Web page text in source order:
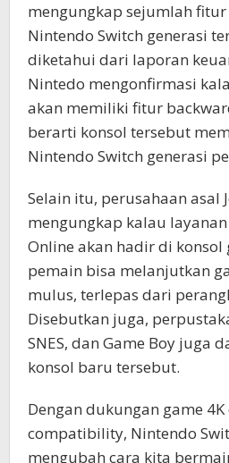
mengungkap sejumlah
Nintendo Switch generasi
diketahui dari laporan
Nintedo mengonfirmasi
akan memiliki fitur
berarti konsol tersebut
Nintendo Switch generasi
Selain itu, perusahaan asal
mengungkap kalau
Online akan hadir di konsol
pemain bisa melanjutkan
mulus, terlepas dari
Disebutkan juga,
SNES, dan Game Boy juga
konsol baru tersebut.
Dengan dukungan game
compatibility, Nintendo
mengubah cara kita